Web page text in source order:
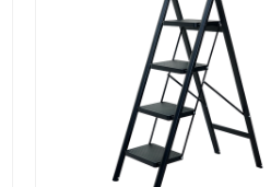
NỒI CHIÊN KHÔNG DẦU FUJIHOME A3N